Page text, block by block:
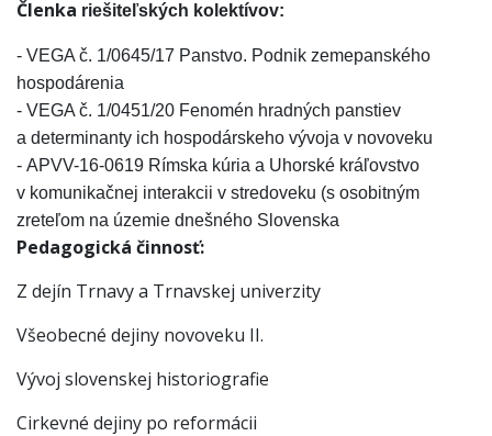
Členka riešiteľských kolektívov:
- VEGA č. 1/0645/17 Panstvo. Podnik zemepanského
hospodárenia
- VEGA č. 1/0451/20 Fenomén hradných panstiev
a determinanty ich hospodárskeho vývoja v novoveku
- APVV-16-0619 Rímska kúria a Uhorské kráľovstvo
v komunikačnej interakcii v stredoveku (s osobitným
zreteľom na územie dnešného Slovenska
Pedagogická činnosť:
Z dejín Trnavy a Trnavskej univerzity
Všeobecné dejiny novoveku II.
Vývoj slovenskej historiografie
Cirkevné dejiny po reformácii